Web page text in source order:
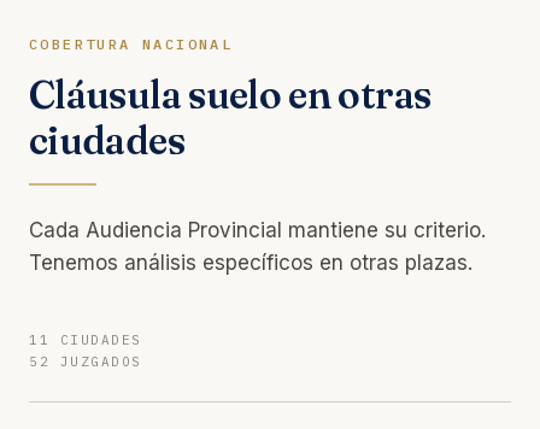
COBERTURA NACIONAL
Cláusula suelo en otras
ciudades
Cada Audiencia Provincial mantiene su criterio.
Tenemos análisis específicos en otras plazas.
11 CIUDADES
52 JUZGADOS